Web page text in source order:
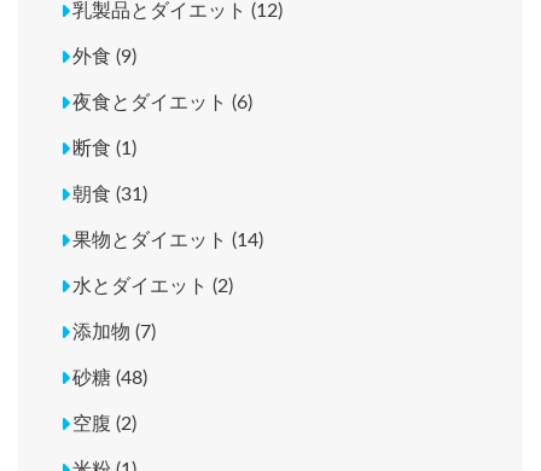
乳製品とダイエット (12)
外食 (9)
夜食とダイエット (6)
断食 (1)
朝食 (31)
果物とダイエット (14)
水とダイエット (2)
添加物 (7)
砂糖 (48)
空腹 (2)